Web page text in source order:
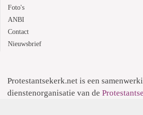
Foto's
ANBI
Contact
Nieuwsbrief
Protestantsekerk.net is een
dienstenorganisatie van de